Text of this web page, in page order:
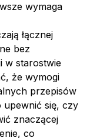
wymaga
łącznej
bez
w starostwie
że wymogi
przepisów
upewnić się, czy
znaczącej
co